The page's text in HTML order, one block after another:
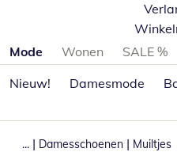
Productcategorieën overslaan
Mode Wonen SALE %
Nieuw!
Damesmode
... | Damesschoenen | Muiltjes